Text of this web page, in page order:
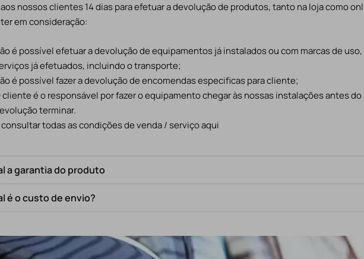
nossos clientes 14 dias para efetuar a devolução de produtos, tanto na loja como
em consideração:
é possível efetuar a devolução de equipamentos já instalados ou com marcas de
já efetuados, incluindo o transporte;
é possível fazer a devolução de encomendas especificas para cliente;
cliente é o responsável por fazer o equipamento chegar às nossas instalações antes
terminar.
consultar todas as condições de venda / serviço aqui
a garantia do produto
é o custo de envio?